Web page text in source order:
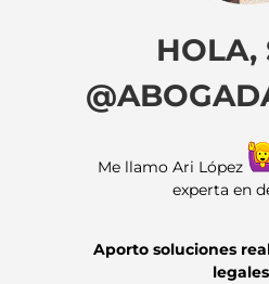
HOLA,
Me llamo Ari López
experta en
Aporto soluciones